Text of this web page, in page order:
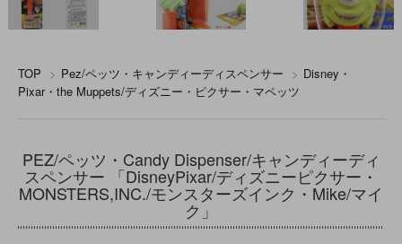
TOP > Pez/ペッツ・キャンディーディスペンサー > Disney・
Pixar・the Muppets/ディズニー・ピクサー・マペッツ
PEZ/ペッツ・Candy Dispenser/キャンディーディ
スペンサー 「DisneyPixar/ディズニーピクサー・
MONSTERS,INC./モンスターズインク・Mike/マイ
ク」